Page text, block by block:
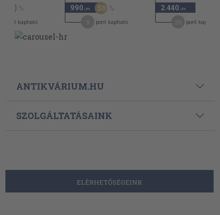
50
pont kapható
990 ,-Ft 50
pont kapható
2.440 ,-Ft
pont kapható
ANTIKVÁRIUM.HU
SZOLGÁLTATÁSAINK
ELÉRHETŐSÉGEINK